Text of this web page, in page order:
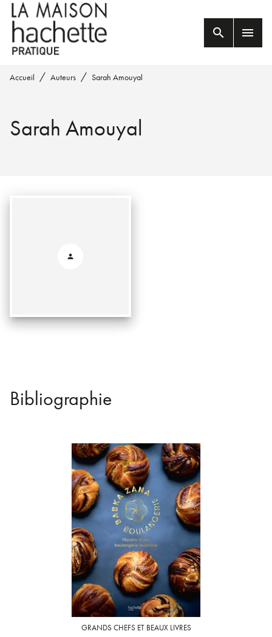
MENU RECHERCHE
PIED DE PAGE
search menu
Accueil / Auteurs / Sarah Amouyal
Sarah Amouyal
Bibliographie
GRANDS CHEFS ET BEAUX LIVRES